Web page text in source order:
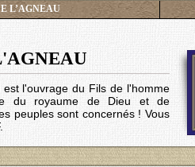
L’AGNEAU
l'ouvrage du Fils de l'homme
du royaume de Dieu et de
peuples sont concernés ! Vous